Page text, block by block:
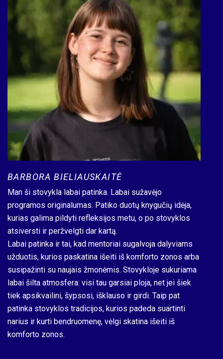
BARBORA BIELIAUSKAITĖ
Man ši stovykla labai patinka. Labai sužavėjo
programos originalumas. Patiko duotų knygučių idėja,
kurias galima pildyti refleksijos metu, o po stovyklos
atsiversti ir peržvelgti dar kartą.
Labai patinka ir tai, kad mentoriai sugalvoja dalyviams
užduotis, kurios paskatina išeiti iš komforto zonos arba
susipažinti su naujais žmonėmis. Stovykloje sukuriama
labai šilta atmosfera: visi tau garsiai ploja, net jei šiek
tiek apsikvailini, šypsosi, išklauso ir girdi. Taip pat
patinka stovyklos tradicijos, kurios padeda suartinti
narius ir kurti bendruomenę, vėlgi skatina išeiti iš
komforto zonos.